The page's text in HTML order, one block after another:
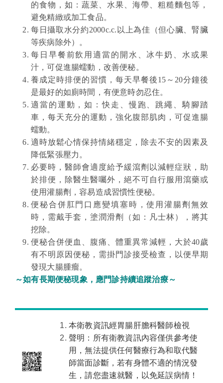
的食物，如：蔬菜、水果、海帶、粗糙麵包等，
避免精緻或加工食品。
每日攝取水分約2000c.c.以上為佳（但心臟、腎臟
等疾病除外）。
每日早餐前飲用適當的開水、冰牛奶、水或果
汁，可促進腸蠕動，改善便秘。
養成定時排便的習慣 ， 每天早餐後15～20分鐘後
是最好的如廁時間，有便意時勿忍住。
適當的運動，如：快走、慢跑、跳繩、騎腳踏
車，每天充分的運動 ， 強化腹部肌肉 ， 可促進腸
蠕動。
適時放鬆心情保持情緒穩定，除去不安的因素及
降低緊張壓力。
必要時，醫師會適度給予緩瀉劑以減輕症狀，助
於排便，除醫生醫囑外，絕不可自行服用瀉藥或
使用灌腸劑，容易造成習慣性便秘。
便秘合併肛門口應變填塞時，使用灌腸劑無效
時，需戴手套，塗潤滑劑（如：凡士林），將其
挖除。
便秘合併便血、腹痛、體重異常減輕，大於40歲
有不明原因便秘，需掛門診接受檢查，以便早期
發現大腸腫瘤。
～如有長期便秘現象，應門診持續追蹤治療～
本衛教資訊經胃腸肝膽科醫師檢視
聲明：所有衛教資訊內容僅供參考使
用，無法提供任何醫療行為和取代醫
師當面診斷，若有身體不適的情況發
生，請您盡速就醫，以免延誤病情！